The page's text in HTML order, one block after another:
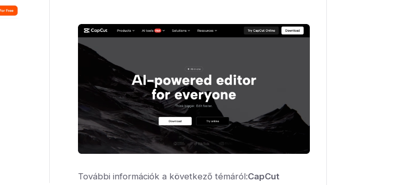
További információk a következő témáról:CapCut